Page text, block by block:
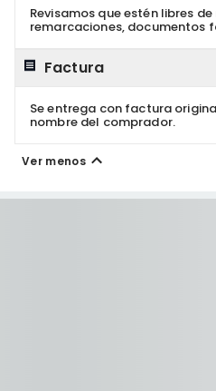
Revisamos que estén libres
remarcaciones, documentos
Factura
Se entrega con factura
nombre del comprador.
Ver menos